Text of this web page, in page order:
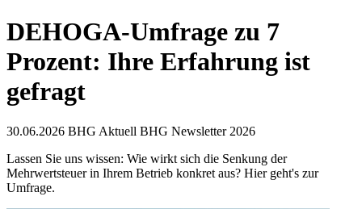
DEHOGA-Umfrage zu 7
Prozent: Ihre Erfahrung ist
gefragt
30.06.2026 BHG Aktuell BHG Newsletter 2026
Lassen Sie uns wissen: Wie wirkt sich die Senkung der
Mehrwertsteuer in Ihrem Betrieb konkret aus? Hier geht's zur
Umfrage.